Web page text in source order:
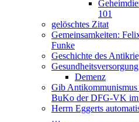
101
gelöschtes Zitat
Gemeinsamkeiten:
Funke
Geschichte des
Demenz
Gib
BuKo der DFG-VK im
Herrn Eggerts
…